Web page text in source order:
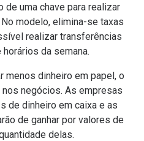
de uma chave para realizar
modelo, elimina-se taxas
realizar transferências
da semana.
menos dinheiro em papel, o
negócios. As empresas
de dinheiro em caixa e as
de ganhar por valores de
delas.